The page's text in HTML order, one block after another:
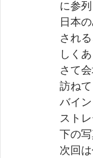
に参
日本
され
しく
さて
訪ねて
バイ
スト
下の
次回